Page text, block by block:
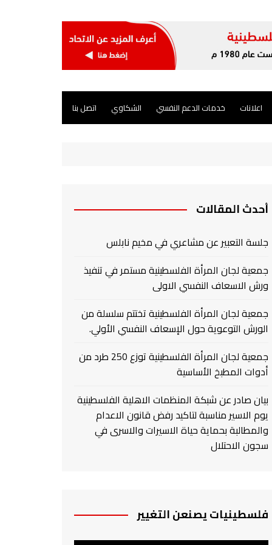
اعلانات خدمات الدعم النفسي الشكاوي اتصل بنا
أحدث المقالات
جلسة التعبير عن مشاعري في مخيم نابلس
جمعية لجان المرأة الفلسطينية مستمر في تنفيذ
ورش الاسعاف النفسي الاولى
جمعية لجان المرأة الفلسطينية تختتم سلسلة من
الورش التوعوية حول الإسعاف النفسي الأولي.
جمعية لجان المرأة الفلسطينية توزع 250 طرد من
أدوات المطبخ الأساسية
بيان صادر عن شبكة المنظمات الاهلية الفلسطينية
يوم الاسير مناسبة لتاكيد رفض قانون الاعدام
والمطالبة بحماية حياة الاسيرات والاسرى في
سجون الاحتلال
فلسطينيات يصنعن التغيير